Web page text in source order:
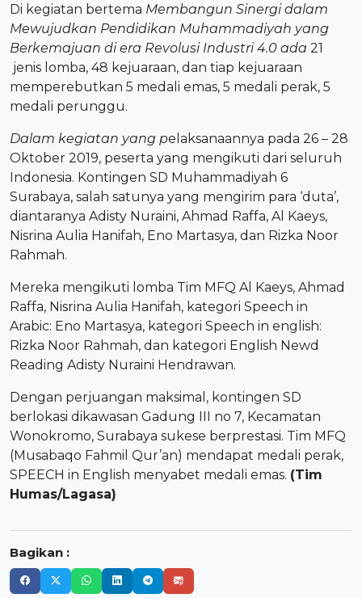
Di kegiatan bertema Membangun Sinergi dalam
Mewujudkan Pendidikan Muhammadiyah yang
Berkemajuan di era Revolusi Industri 4.0 ada 21
jenis lomba, 48 kejuaraan, dan tiap kejuaraan
memperebutkan 5 medali emas, 5 medali perak, 5
medali perunggu.
Dalam kegiatan yang pelaksanaannya pada 26 – 28
Oktober 2019, peserta yang mengikuti dari seluruh
Indonesia. Kontingen SD Muhammadiyah 6
Surabaya, salah satunya yang mengirim para ‘duta’,
diantaranya Adisty Nuraini, Ahmad Raffa, Al Kaeys,
Nisrina Aulia Hanifah, Eno Martasya, dan Rizka Noor
Rahmah.
Mereka mengikuti lomba Tim MFQ Al Kaeys, Ahmad
Raffa, Nisrina Aulia Hanifah, kategori Speech in
Arabic: Eno Martasya, kategori Speech in english:
Rizka Noor Rahmah, dan kategori English Newd
Reading Adisty Nuraini Hendrawan.
Dengan perjuangan maksimal, kontingen SD
berlokasi dikawasan Gadung III no 7, Kecamatan
Wonokromo, Surabaya sukese berprestasi. Tim MFQ
(Musabaqo Fahmil Qur’an) mendapat medali perak,
SPEECH in English menyabet medali emas. (Tim
Humas/Lagasa)
Bagikan :